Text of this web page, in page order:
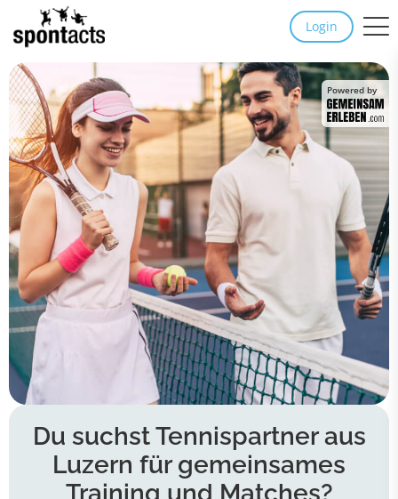
Login
Powered by
Du suchst Tennispartner aus
Luzern für gemeinsames